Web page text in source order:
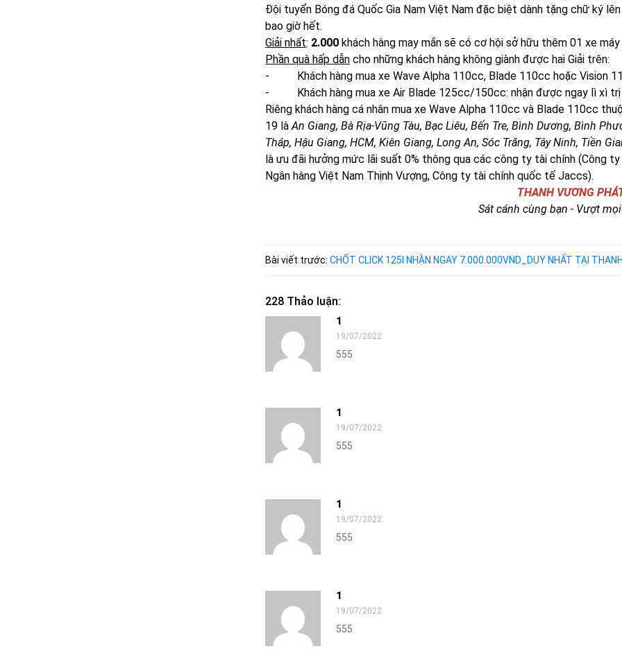
Đội tuyển Bóng đá Quốc Gia Nam Việt Nam đặc biệt dành tặng chữ ký
bao giờ hết.
Giải nhất: 2.000 khách hàng may mắn sẽ có cơ hội sở hữu thêm 01 xe
Phần quà hấp dẫn cho những khách hàng không giành được hai Giải trên:
- Khách hàng mua xe Wave Alpha 110cc, Blade 110cc hoặc Vision
- Khách hàng mua xe Air Blade 125cc/150cc: nhận được ngay lì xì trị
Riêng khách hàng cá nhân mua xe Wave Alpha 110cc và Blade 110cc
19 làAn Giang, Bà Rịa-Vũng Tàu, Bạc Liêu, Bến Tre, Bình Dương, Bình
Tháp, Hậu Giang, HCM, Kiên Giang, Long An, Sóc Trăng, Tây Ninh, Tiền
là ưu đãi hưởng mức lãi suất 0% thông qua các công ty tài chính (Công
Ngân hàng Việt Nam Thịnh Vượng, Công ty tài chính quốc tế Jaccs).
THANH VƯƠNG
Sát cánh cùng bạn - Vượt
Bài viết trước: CHỐT CLICK 125I NHẬN NGAY 7.000.000VND_DUY NHẤT TẠI
228 Thảo luận:
1
19/07/2022
555
1
19/07/2022
555
1
19/07/2022
555
1
19/07/2022
555